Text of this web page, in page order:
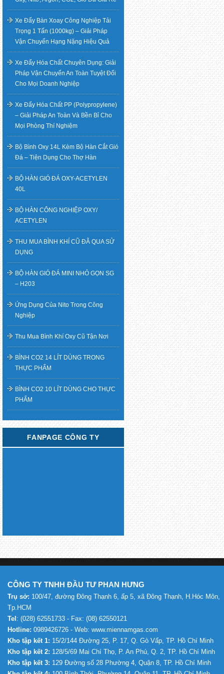
bài
viết
Xe Đẩy Bàn Xoay Công Nghiệp Tải
Trọng 1 Tấn (1000kg) – Giải Pháp
Vận Chuyển Hạng Nặng Hiệu Quả
Xe Đẩy Hóa Chất Chuyên Dụng: Giải
Pháp Vận Chuyển An Toàn Tuyệt Đối
Cho Mọi Doanh Nghiệp
Xe Đẩy Hóa Chất PP (Polypropylene)
– Giải Pháp An Toàn Và Bền Bỉ Cho
Mọi Phòng Thí Nghiệm
Bộ Bình Oxy 14L Kèm Bộ Hàn Cắt Gió
Đá – Tiện Dụng Cho Thợ Hàn
BỘ HÀN GIÓ ĐÁ OXY-ACETYLEN
40L
BỘ HÀN CÔNG NGHIỆP OXY/
ACETYLEN
THU MUA BÌNH KHÍ CŨ ĐÃ QUA SỬ
DỤNG
BỘ HÀN GIÓ ĐÁ MINI NHỎ GỌN SG
– H203
Ứng Dụng Của Nito Trong Công
Nghiệp
Thu Mua Bình Khí Oxy Cũ Tận Nơi
BÌNH CO2 14 LÍT DÙNG TRONG
THỰC PHẨM
BÌNH CO2 10 LÍT DÙNG CHO THỰC
PHẨM
FANPAGE CÔNG TY
CÔNG TY TNHH ĐẦU TƯ PHAN HƯNG
Trụ sở: 100/47, đường Đông Thạnh 6, ấp 5, xã Đông Thạnh, H.Hóc Môn,
Tp.HCM
Tel: (028) 62551733 - Fax: (08) 62550121
Hotline: 0989426726 - Web: www.miennamgas.com
Kho tập kết 1: 15/2/144 Đường 25, P. 17, Q. Gò Vấp, TP. Hồ Chí Minh
Kho tập kết 2: 128/5/69 Mai Chí Thọ, P. An Phú, Q. 2, TP. Hồ Chí Minh
Kho tập kết 3: 129 Đường số 28 Phường 4, Quận 8, TP. Hồ Chí Minh